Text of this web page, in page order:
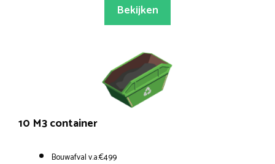
Bekijken
10 M3 container
Bouwafval v.a.€499